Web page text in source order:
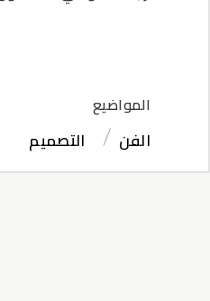
المواضيع
الفن التصميم